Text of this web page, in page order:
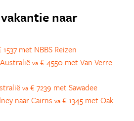
naar
1537 met NBBS Reizen
va € 4550 met Van Verre
va € 7239 met Sawadee
naar Cairns va € 1345 met Oak